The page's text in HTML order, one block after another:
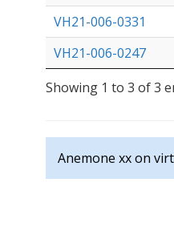
VH21-006-0331
VH21-006-0247
Showing 1 to 3 of 3
Anemone xx on